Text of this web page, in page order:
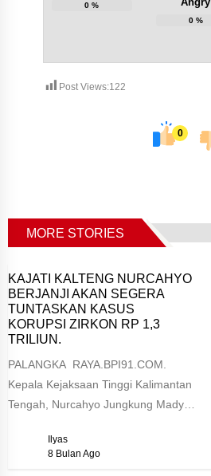
0 %
0%
Post Views:122
0
MORE STORIES
KAJATI KALTENG NURCAHYO
BERJANJI AKAN SEGERA
TUNTASKAN KASUS
KORUPSI ZIRKON RP 1,3
TRILIUN.
PALANGKA RAYA.BPI91.COM.
Kepala Kejaksaan Tinggi Kalimantan
Tengah, Nurcahyo Jungkung Madyo,
segera menuntaskan berbagai
Ilyas
8 Bulan Ago